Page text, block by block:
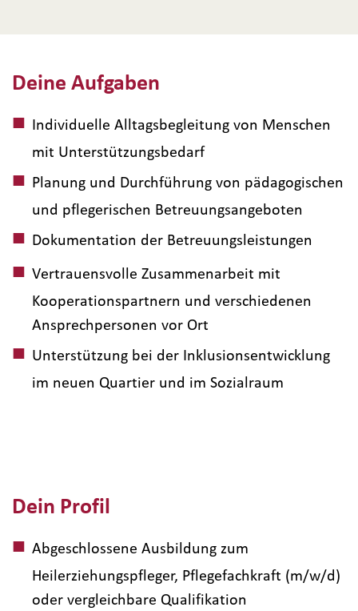
Deine Aufgaben
Individuelle Alltagsbegleitung von Menschen
mit Unterstützungsbedarf
Planung und Durchführung von pädagogischen
und pflegerischen Betreuungsangeboten
Dokumentation der Betreuungsleistungen
Vertrauensvolle Zusammenarbeit mit
Kooperationspartnern und verschiedenen
Ansprechpersonen vor Ort
Unterstützung bei der Inklusionsentwicklung
im neuen Quartier und im Sozialraum
Dein Profil
Abgeschlossene Ausbildung zum
Heilerziehungspfleger, Pflegefachkraft (m/w/d)
oder vergleichbare Qualifikation